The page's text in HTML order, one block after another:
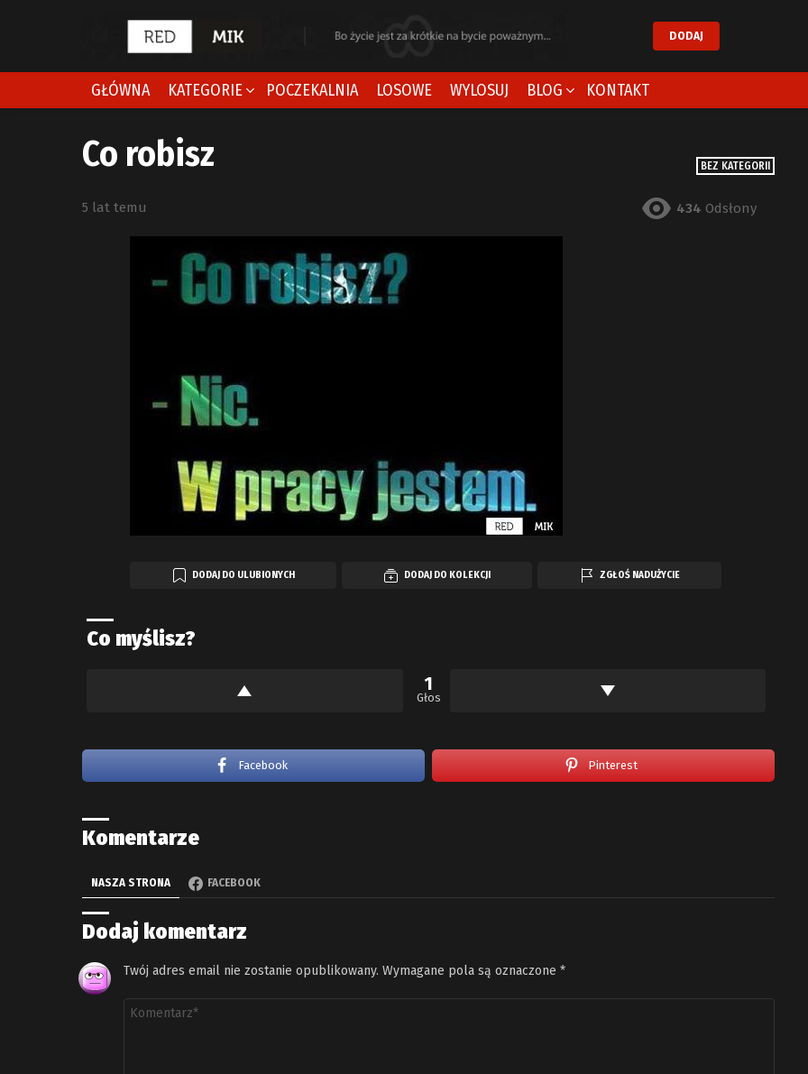
DODAJ
GŁÓWNA KATEGORIE POCZEKALNIA LOSOWE WYLOSUJ BLOG KONTAKT
BEZ KATEGORII
Co robisz
5 lat temu 434 Odsłony
DODAJ DO ULUBIONYCH DODAJ DO KOLEKCJI ZGŁOŚ NADUŻYCIE
Co myślisz?
1
Głos
Facebook Pinterest
Komentarze
NASZA STRONA FACEBOOK
Dodaj komentarz
Twój adres email nie zostanie opublikowany. Wymagane pola są oznaczone *
Komentarz